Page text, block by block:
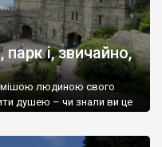
і, звичайно,
людиною свого
душею – чи знали ви це